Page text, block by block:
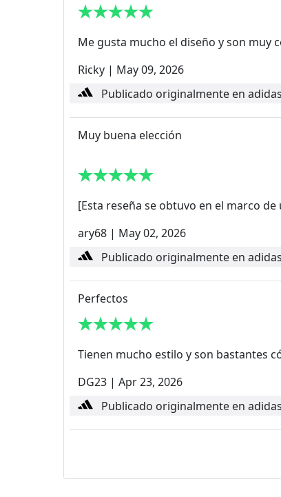
Me gusta mucho el diseño y son muy
Ricky | May 09, 2026
Publicado originalmente en
Muy buena elección
[Esta reseña se obtuvo en el marco
ary68 | May 02, 2026
Publicado originalmente en
Perfectos
Tienen mucho estilo y son bastantes
DG23 | Apr 23, 2026
Publicado originalmente en